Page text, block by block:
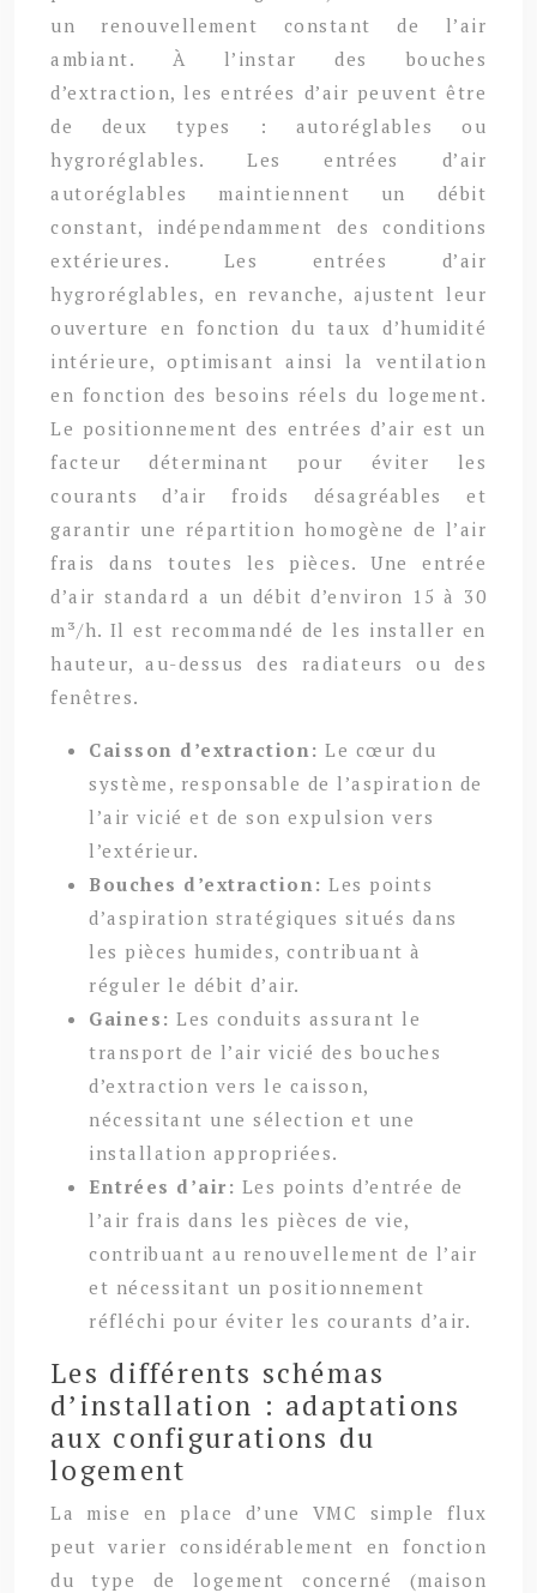
un renouvellement constant de l’air
ambiant. À l’instar des bouches
d’extraction, les entrées d’air peuvent être
de deux types : autoréglables ou
hygroréglables. Les entrées d’air
autoréglables maintiennent un débit
constant, indépendamment des conditions
extérieures. Les entrées d’air
hygroréglables, en revanche, ajustent leur
ouverture en fonction du taux d’humidité
intérieure, optimisant ainsi la ventilation
en fonction des besoins réels du logement.
Le positionnement des entrées d’air est un
facteur déterminant pour éviter les
courants d’air froids désagréables et
garantir une répartition homogène de l’air
frais dans toutes les pièces. Une entrée
d’air standard a un débit d’environ 15 à 30
m³/h. Il est recommandé de les installer en
hauteur, au-dessus des radiateurs ou des
fenêtres.
Caisson d’extraction: Le cœur du
système, responsable de l’aspiration de
l’air vicié et de son expulsion vers
l’extérieur.
Bouches d’extraction: Les points
d’aspiration stratégiques situés dans
les pièces humides, contribuant à
réguler le débit d’air.
Gaines: Les conduits assurant le
transport de l’air vicié des bouches
d’extraction vers le caisson,
nécessitant une sélection et une
installation appropriées.
Entrées d’air: Les points d’entrée de
l’air frais dans les pièces de vie,
contribuant au renouvellement de l’air
et nécessitant un positionnement
réfléchi pour éviter les courants d’air.
Les différents schémas
d’installation : adaptations
aux configurations du
logement
La mise en place d’une VMC simple flux
peut varier considérablement en fonction
du type de logement concerné (maison